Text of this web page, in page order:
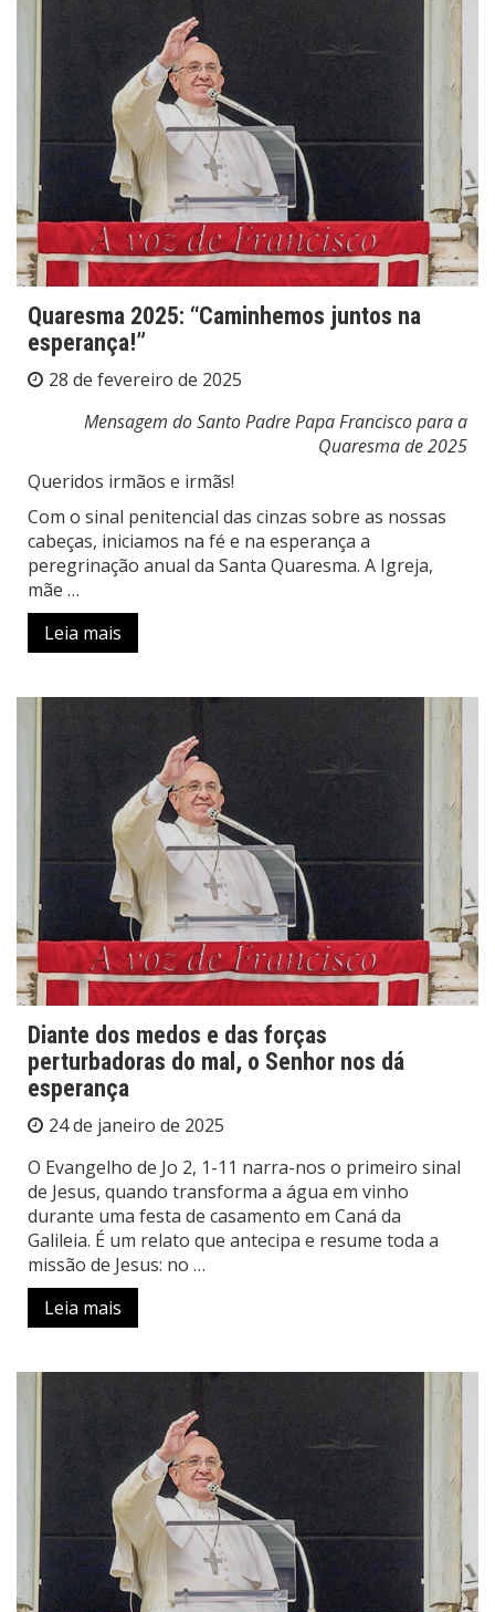
Quaresma 2025: “Caminhemos juntos na
esperança!”
28 de fevereiro de 2025
Mensagem do Santo Padre Papa Francisco para a
Quaresma de 2025
Queridos irmãos e irmãs!
Com o sinal penitencial das cinzas sobre as nossas
cabeças, iniciamos na fé e na esperança a
peregrinação anual da Santa Quaresma. A Igreja,
mãe …
Leia mais
Diante dos medos e das forças
perturbadoras do mal, o Senhor nos dá
esperança
24 de janeiro de 2025
O Evangelho de Jo 2, 1-11 narra-nos o primeiro sinal
de Jesus, quando transforma a água em vinho
durante uma festa de casamento em Caná da
Galileia. É um relato que antecipa e resume toda a
missão de Jesus: no …
Leia mais